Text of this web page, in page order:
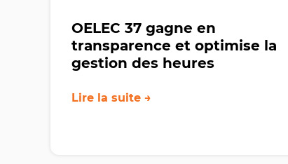
OELEC 37 gagne en
transparence et optimise la
gestion des heures
Lire la suite →